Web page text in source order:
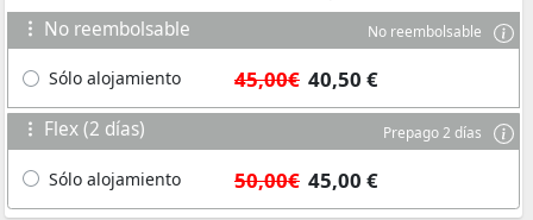
No reembolsable No reembolsable
Sólo alojamiento 45,00€ 40,50 €
Flex (2 días) Prepago 2 días
Sólo alojamiento 50,00€ 45,00 €